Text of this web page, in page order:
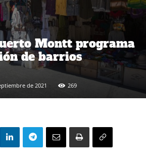
Montt programa
de barrios
de 2021 269